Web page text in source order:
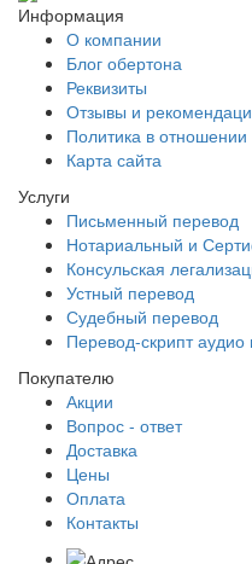
Информация
О компании
Блог обертона
Реквизиты
Отзывы и
Политика в
Карта сайта
Услуги
Письменный перевод
Нотариальный и
Консульская
Устный перевод
Судебный перевод
Перевод-скрипт
Покупателю
Акции
Вопрос - ответ
Доставка
Цены
Оплата
Контакты